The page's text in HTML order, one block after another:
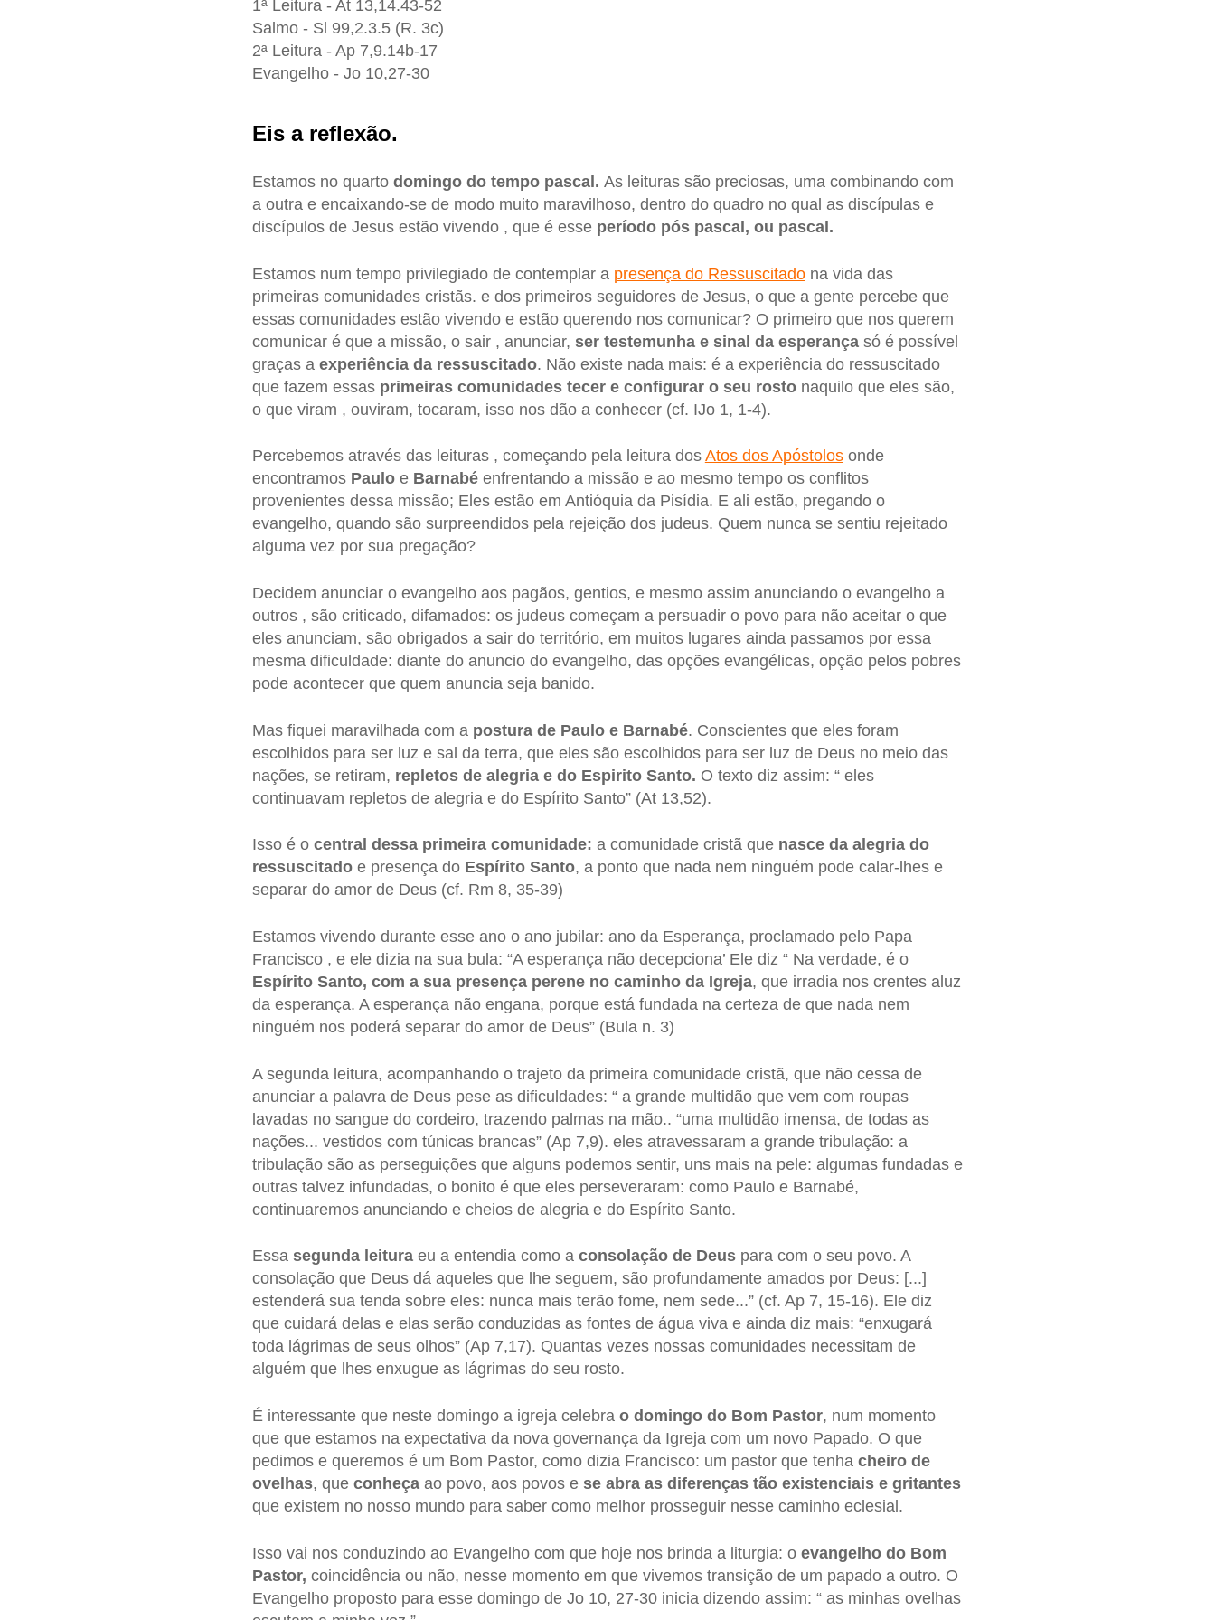
1ª Leitura - At 13,14.43-52
Salmo - Sl 99,2.3.5 (R. 3c)
2ª Leitura - Ap 7,9.14b-17
Evangelho - Jo 10,27-30
Eis a reflexão.
Estamos no quarto domingo do tempo pascal. As leituras são preciosas, uma combinando com
a outra e encaixando-se de modo muito maravilhoso, dentro do quadro no qual as discípulas e
discípulos de Jesus estão vivendo , que é esse período pós pascal, ou pascal.
Estamos num tempo privilegiado de contemplar a presença do Ressuscitadona vida das
primeiras comunidades cristãs. e dos primeiros seguidores de Jesus, o que a gente percebe que
essas comunidades estão vivendo e estão querendo nos comunicar? O primeiro que nos querem
comunicar é que a missão, o sair , anunciar, ser testemunha e sinal da esperançasó é possível
graças a experiência da ressuscitado. Não existe nada mais: é a experiência do ressuscitado
que fazem essas primeiras comunidades tecer e configurar o seu rostonaquilo que eles são,
o que viram , ouviram, tocaram, isso nos dão a conhecer (cf. IJo 1, 1-4).
Percebemos através das leituras , começando pela leitura dos Atos dos Apóstolosonde
encontramos Pauloe Barnabéenfrentando a missão e ao mesmo tempo os conflitos
provenientes dessa missão; Eles estão em Antióquia da Pisídia. E ali estão, pregando o
evangelho, quando são surpreendidos pela rejeição dos judeus. Quem nunca se sentiu rejeitado
alguma vez por sua pregação?
Decidem anunciar o evangelho aos pagãos, gentios, e mesmo assim anunciando o evangelho a
outros , são criticado, difamados: os judeus começam a persuadir o povo para não aceitar o que
eles anunciam, são obrigados a sair do território, em muitos lugares ainda passamos por essa
mesma dificuldade: diante do anuncio do evangelho, das opções evangélicas, opção pelos pobres
pode acontecer que quem anuncia seja banido.
Mas fiquei maravilhada com a postura de Paulo e Barnabé. Conscientes que eles foram
escolhidos para ser luz e sal da terra, que eles são escolhidos para ser luz de Deus no meio das
nações, se retiram, repletos de alegria e do Espirito Santo. O texto diz assim: “ eles
continuavam repletos de alegria e do Espírito Santo” (At 13,52).
Isso é o central dessa primeira comunidade: a comunidade cristã que nasce da alegria do
ressuscitadoe presença do Espírito Santo, a ponto que nada nem ninguém pode calar-lhes e
separar do amor de Deus (cf. Rm 8, 35-39)
Estamos vivendo durante esse ano o ano jubilar: ano da Esperança, proclamado pelo Papa
Francisco , e ele dizia na sua bula: “A esperança não decepciona’ Ele diz “ Na verdade, é o
Espírito Santo, com a sua presença perene no caminho da Igreja, que irradia nos crentes aluz
da esperança. A esperança não engana, porque está fundada na certeza de que nada nem
ninguém nos poderá separar do amor de Deus” (Bula n. 3)
A segunda leitura, acompanhando o trajeto da primeira comunidade cristã, que não cessa de
anunciar a palavra de Deus pese as dificuldades: “ a grande multidão que vem com roupas
lavadas no sangue do cordeiro, trazendo palmas na mão.. “uma multidão imensa, de todas as
nações... vestidos com túnicas brancas” (Ap 7,9). eles atravessaram a grande tribulação: a
tribulação são as perseguições que alguns podemos sentir, uns mais na pele: algumas fundadas e
outras talvez infundadas, o bonito é que eles perseveraram: como Paulo e Barnabé,
continuaremos anunciando e cheios de alegria e do Espírito Santo.
Essa segunda leitura eu a entendia como a consolação de Deuspara com o seu povo. A
consolação que Deus dá aqueles que lhe seguem, são profundamente amados por Deus: [...]
estenderá sua tenda sobre eles: nunca mais terão fome, nem sede...” (cf. Ap 7, 15-16). Ele diz
que cuidará delas e elas serão conduzidas as fontes de água viva e ainda diz mais: “enxugará
toda lágrimas de seus olhos” (Ap 7,17). Quantas vezes nossas comunidades necessitam de
alguém que lhes enxugue as lágrimas do seu rosto.
É interessante que neste domingo a igreja celebra o domingo do Bom Pastor, num momento
que que estamos na expectativa da nova governança da Igreja com um novo Papado. O que
pedimos e queremos é um Bom Pastor, como dizia Francisco: um pastor que tenha cheiro de
ovelhas, que conheçaao povo, aos povos e se abra as diferenças tão existenciais e gritantes
que existem no nosso mundo para saber como melhor prosseguir nesse caminho eclesial.
Isso vai nos conduzindo ao Evangelho com que hoje nos brinda a liturgia: o evangelho do Bom
Pastor, coincidência ou não, nesse momento em que vivemos transição de um papado a outro. O
Evangelho proposto para esse domingo de Jo 10, 27-30 inicia dizendo assim: “ as minhas ovelhas